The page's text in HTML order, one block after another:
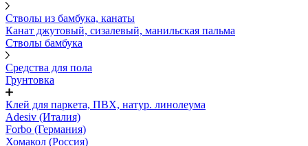
Стволы из бамбука, канаты
Канат джутовый, сизалевый, манильская пальма
Стволы бамбука
Средства для пола
Грунтовка
Клей для паркета, ПВХ, натур. линолеума
Adesiv (Италия)
Forbo (Германия)
Хомакол (Россия)